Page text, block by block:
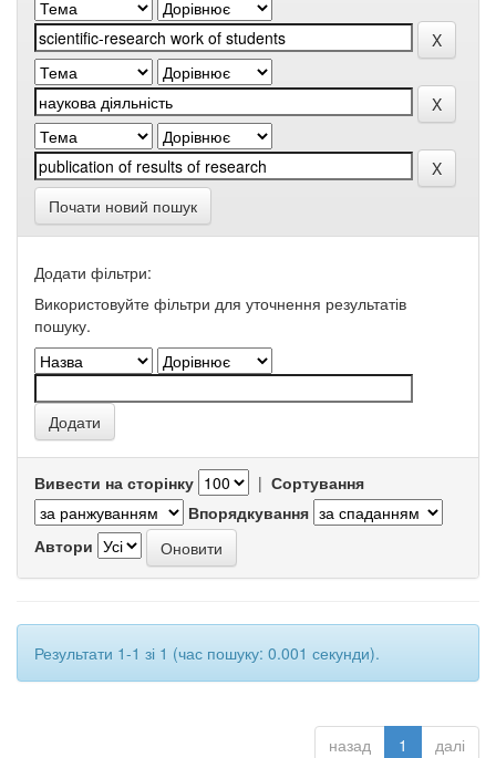
Почати новий пошук
Додати фільтри:
Використовуйте фільтри для уточнення результатів
пошуку.
Вивести на сторінку | Сортування
Впорядкування
Автори
Результати 1-1 зі 1 (час пошуку: 0.001 секунди).
назад 1 далі